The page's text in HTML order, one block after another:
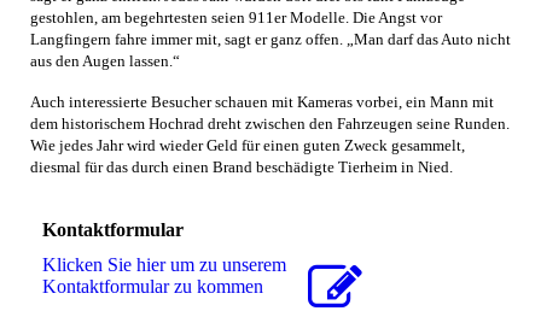
gestohlen, am begehrtesten seien 911er Modelle. Die Angst vor
Langfingern fahre immer mit, sagt er ganz offen. „Man darf das Auto nicht
aus den Augen lassen.“
Auch interessierte Besucher schauen mit Kameras vorbei, ein Mann mit
dem historischem Hochrad dreht zwischen den Fahrzeugen seine Runden.
Wie jedes Jahr wird wieder Geld für einen guten Zweck gesammelt,
diesmal für das durch einen Brand beschädigte Tierheim in Nied.
Kontaktformular
Klicken Sie hier um zu unserem
Kon­takt­for­mu­lar zu kommen